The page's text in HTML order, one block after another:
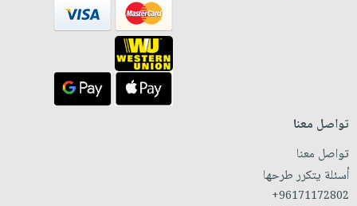
تواصل معنا
تواصل معنا
أسئلة يتكرر طرحها
+96171172802